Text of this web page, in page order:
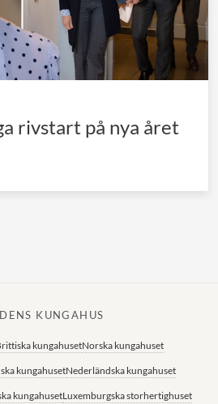
kungahuset
kungahuset
kungahuset
storhertighuset
kejsarhuset
kungahuset
rivstart på nya året
KUNGAHUS
kungahusetNorska kungahuset
kungahusetNederländska kungahuset
kungahusetLuxemburgska storhertighuset